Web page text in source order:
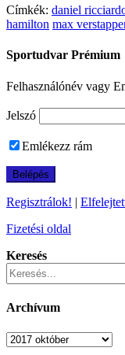
Címkék: daniel
hamilton max
Sportudvar Prémium
Felhasználónév vagy
Jelszó
Emlékezz rám
Regisztrálok! |
Fizetési oldal
Keresés
Archívum
Archívum